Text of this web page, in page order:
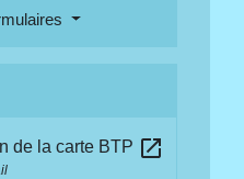
de la carte BTP open_in_new